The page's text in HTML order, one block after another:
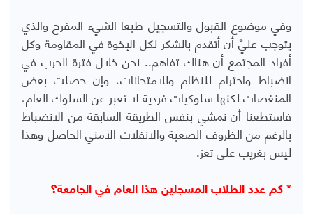
وفي موضوع القبول والتسجيل طبعا الشيء المفرح والذي
يتوجب عليَّ أن أتقدم بالشكر لكل الإخوة في المقاومة وكل
أفراد المجتمع أن هناك تفاهم.. نحن خلال فترة الحرب في
انضباط واحترام للنظام وللامتحانات، وإن حصلت بعض
المنغصات لكنها سلوكيات فردية لا تعبر عن السلوك العام،
فاستطعنا أن نمشي بنفس الطريقة السابقة من الانضباط
بالرغم من الظروف الصعبة والانفلات الأمني الحاصل وهذا
ليس بغريب على تعز.
* كم عدد الطلاب المسجلين هذا العام في الجامعة؟